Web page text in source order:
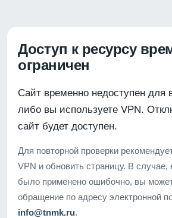
Доступ к ресурсу
ограничен
Сайт временно недоступен для
либо вы используете VPN.
сайт будет доступен.
Для повторной проверки
VPN и обновить страницу. В случае,
было применено ошибочно, вы
обращение по адресу электронной
info@tnmk.ru.